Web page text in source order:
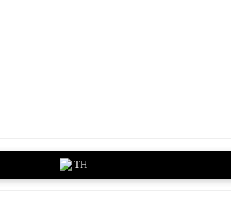
TH